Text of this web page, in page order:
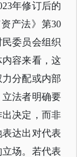
年修订后的
产法》第30
委员会组织
容来看，这
分配或内部
法者明确要
决定，而非
达出对代表
场。若代表